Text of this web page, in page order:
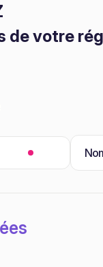
de votre